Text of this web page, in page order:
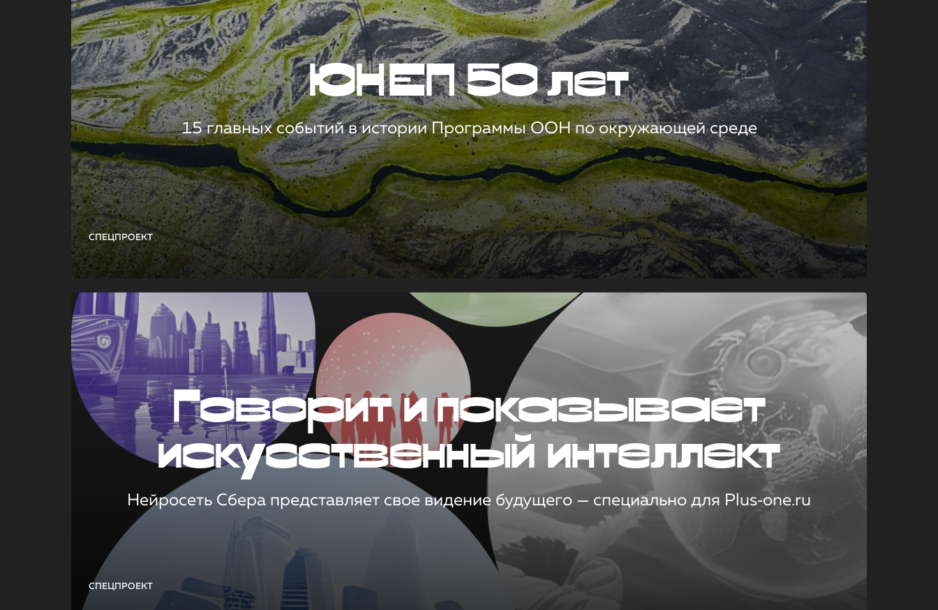
СПЕЦПРОЕКТ
ЮНЕП 50 лет
15 главных событий в истории Программы ООН по окружающей среде
СПЕЦПРОЕКТ
Говорит и показывает
искусственный интеллект
Нейросеть Сбера представляет свое видение будущего — специально для Plus‑one.ru